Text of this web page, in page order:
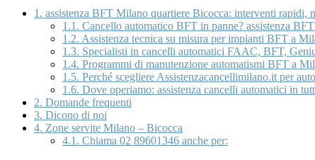
1. assistenza BFT Milano quartiere Bicocca: interventi
1.1. Cancello automatico BFT in panne? assistenza
1.2. Assistenza tecnica su misura per impianti BFT a
1.3. Specialisti in cancelli automatici FAAC, BFT,
1.4. Programmi di manutenzione automatismi BFT a
1.5. Perché scegliere Assistenzacancellimilano.it per
1.6. Dove operiamo: assistenza cancelli automatici in
2. Domande frequenti
3. Dicono di noi
4. Zone servite Milano – Bicocca
4.1. Chiama 02 89601346 anche per: